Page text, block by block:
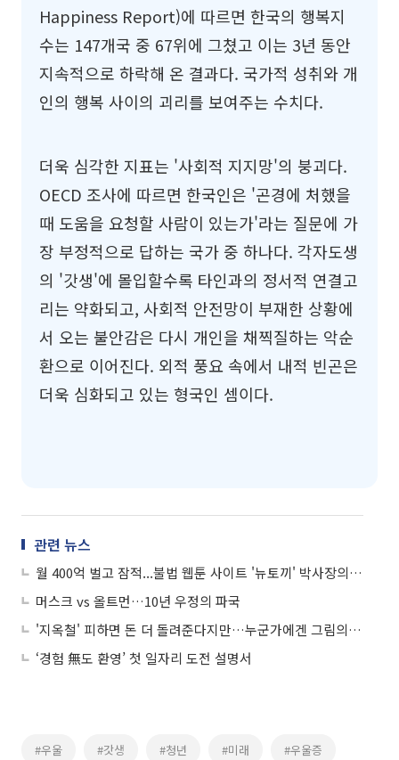
Happiness Report)에 따르면 한국의 행복지
수는 147개국 중 67위에 그쳤고 이는 3년 동안
지속적으로 하락해 온 결과다. 국가적 성취와 개
인의 행복 사이의 괴리를 보여주는 수치다.
더욱 심각한 지표는 '사회적 지지망'의 붕괴다.
OECD 조사에 따르면 한국인은 '곤경에 처했을
때 도움을 요청할 사람이 있는가'라는 질문에 가
장 부정적으로 답하는 국가 중 하나다. 각자도생
의 '갓생'에 몰입할수록 타인과의 정서적 연결고
리는 약화되고, 사회적 안전망이 부재한 상황에
서 오는 불안감은 다시 개인을 채찍질하는 악순
환으로 이어진다. 외적 풍요 속에서 내적 빈곤은
더욱 심화되고 있는 형국인 셈이다.
관련 뉴스
월 400억 벌고 잠적...불법 웹툰 사이트 '뉴토끼' 박사장의 8년
머스크 vs 올트먼…10년 우정의 파국
'지옥철' 피하면 돈 더 돌려준다지만…누군가에겐 그림의 떡
‘경험 無도 환영’ 첫 일자리 도전 설명서
#우울 #갓생 #청년 #미래 #우울증